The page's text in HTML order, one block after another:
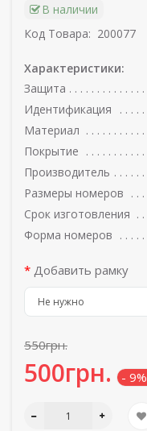
В наличии
Код Товара: 200077
Характеристики:
Защита
Идентификация
Материал
Покрытие
Производитель
Размеры номеров
Срок изготовления
Форма номеров
Добавить рамку
550грн.
500грн. - 9%